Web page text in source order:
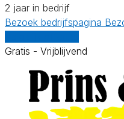
2 jaar in bedrijf
Bezoek bedrijfspagina
Gratis - Vrijblijvend